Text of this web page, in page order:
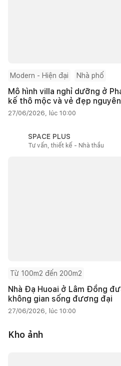
Modern - Hiện đại Nhà phố
Mô hình villa nghỉ dưỡng ở
kế thô mộc và vẻ đẹp
27/06/2026, lúc 10:00
SPACE PLUS
Tư vấn, thiết kế - Nhà thầu
Từ 100m2 đến 200m2
Nhà Đạ Huoai ở Lâm Đồng
không gian sống đương đại
27/06/2026, lúc 10:00
Kho ảnh